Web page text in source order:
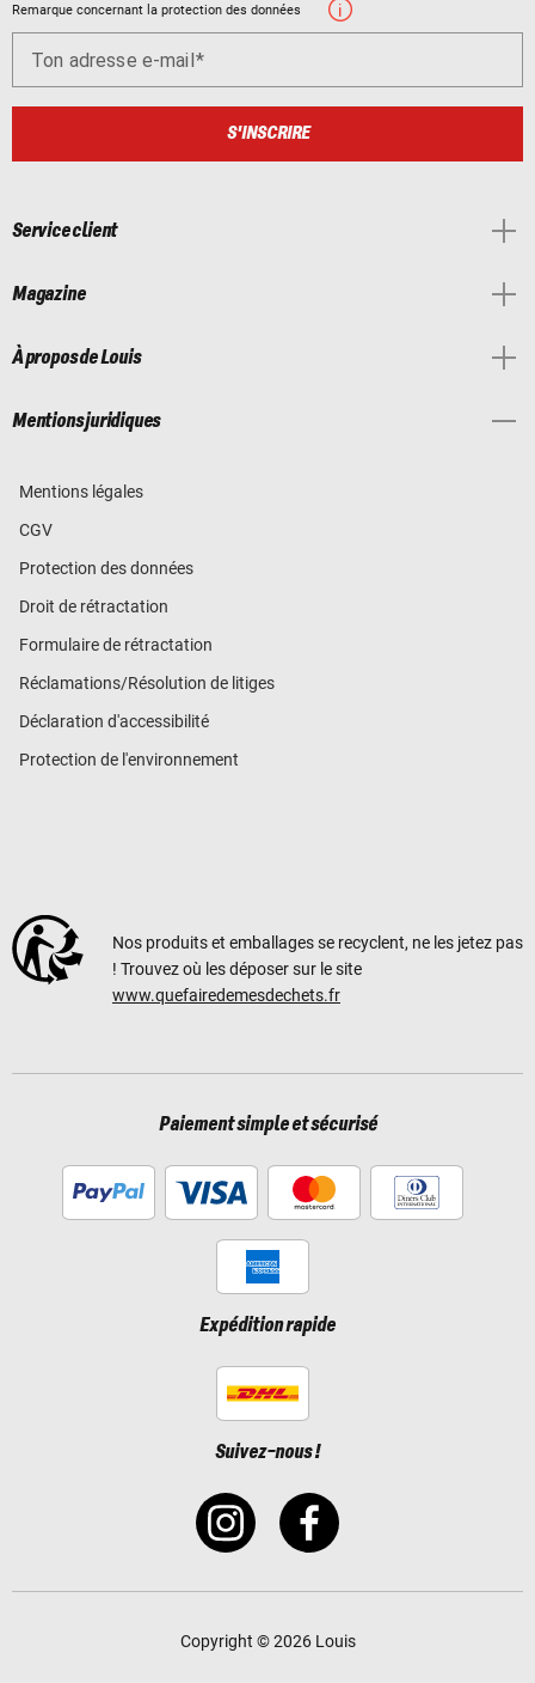
Remarque concernant la protection des données
Ton adresse e-mail
S'INSCRIRE
Service client
Magazine
À propos de Louis
Mentions juridiques
Mentions légales
CGV
Protection des données
Droit de rétractation
Formulaire de rétractation
Réclamations/Résolution de litiges
Déclaration d'accessibilité
Protection de l'environnement
Nos produits et emballages se recyclent, ne les jetez pas
! Trouvez où les déposer sur le site
www.quefairedemesdechets.fr
Paiement simple et sécurisé
Expédition rapide
Suivez-nous !
Copyright © 2026 Louis